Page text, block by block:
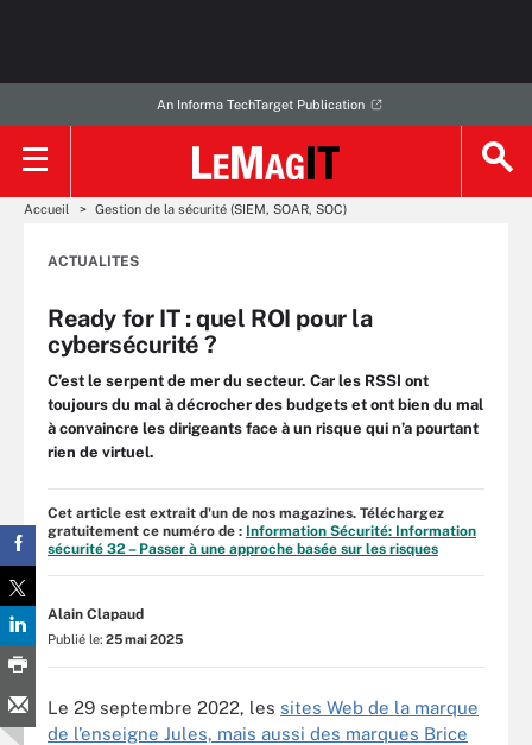
An Informa TechTarget Publication
Accueil Gestion de la sécurité (SIEM, SOAR, SOC)
ACTUALITES
Ready for IT : quel ROI pour la
cybersécurité ?
C’est le serpent de mer du secteur. Car les RSSI ont
toujours du mal à décrocher des budgets et ont bien du mal
à convaincre les dirigeants face à un risque qui n’a pourtant
rien de virtuel.
Cet article est extrait d'un de nos magazines. Téléchargez
gratuitement ce numéro de : Information Sécurité: Information
sécurité 32 – Passer à une approche basée sur les risques
Alain Clapaud
Publié le: 25 mai 2025
Le 29 septembre 2022, les sites Web de la marque
de l’enseigne Jules, mais aussi des marques Brice